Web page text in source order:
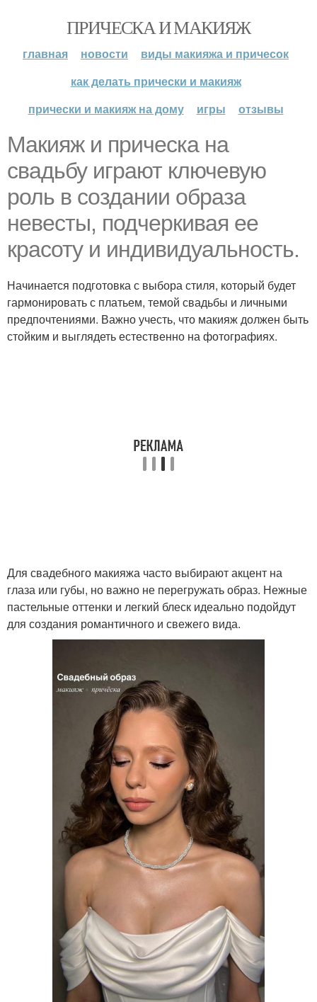
ПРИЧЕСКА И МАКИЯЖ
главная новости
виды макияжа и причесок
как делать прически и макияж
прически и макияж на дому
игры отзывы
Макияж и прическа на
свадьбу играют ключевую
роль в создании образа
невесты, подчеркивая ее
красоту и индивидуальность.
Начинается подготовка с выбора стиля, который будет
гармонировать с платьем, темой свадьбы и личными
предпочтениями. Важно учесть, что макияж должен быть
стойким и выглядеть естественно на фотографиях.
Для свадебного макияжа часто выбирают акцент на
глаза или губы, но важно не перегружать образ. Нежные
пастельные оттенки и легкий блеск идеально подойдут
для создания романтичного и свежего вида.